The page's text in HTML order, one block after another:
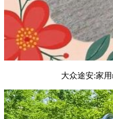
大众途安:家